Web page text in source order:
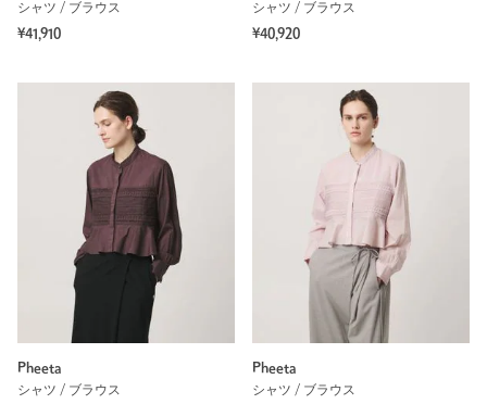
シャツ / ブラウス
¥41,910
シャツ / ブラウス
¥40,920
Pheeta
シャツ / ブラウス
Pheeta
シャツ / ブラウス